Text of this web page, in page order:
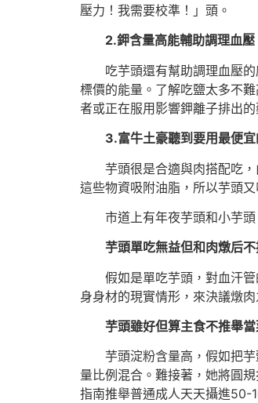
壓力！我需要校準！」頭。
2.鉀含量高能輔助調理血壓
吃芋頭還有幫助調理血壓
標價的能量。了解吃鹽太多不
者或正在服用影響鉀離子排出
3.富牛土豪聽到要用最便
芋頭很是合適與肉搭配吃
這些物資吸附油脂，所以芋頭又
市道上有年夜芋頭和小芋
芋頭單吃無益但和肉燉后
假如是單吃芋頭，對血汗
身身材的現實情形，來決議燉
芋頭雖好但算主食不推舉
芋頭淀粉含量高，假如把
量比例混合。難接著，她將圓
指南推舉普通成人天天攝進50-